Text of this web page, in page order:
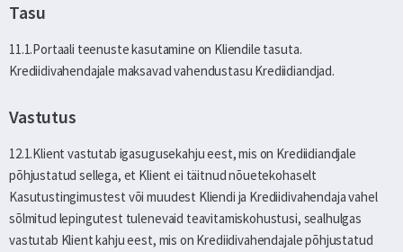
Tasu
11.1.Portaali teenuste kasutamine on Kliendile tasuta.
Krediidivahendajale maksavad vahendustasu Krediidiandjad.
Vastutus
12.1.Klient vastutab igasugusekahju eest, mis on Krediidiandjale
põhjustatud sellega, et Klient ei täitnud nõuetekohaselt
Kasutustingimustest või muudest Kliendi ja Krediidivahendaja vahel
sõlmitud lepingutest tulenevaid teavitamiskohustusi, sealhulgas
vastutab Klient kahju eest, mis on Krediidivahendajale põhjustatud